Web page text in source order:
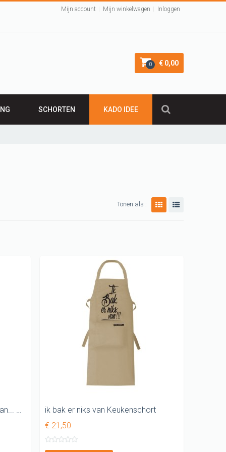
Mijn account Mijn winkelwagen Inloggen
0 € 0,00
SCHORTEN KADO IDEE
Verjaardagscadeau
ideeen
KUSSENTJES
Kado voor kinderen
Vader shirt
Cadeau pakketten
KERST cadeau
Grappig T-shirt
Tonen als :
Ik heb uren in de keuken gestaan... Sorry kon echt niks bedenken! Leuk keukenschort
ik bak er niks van Keukenschort
€ 21,50